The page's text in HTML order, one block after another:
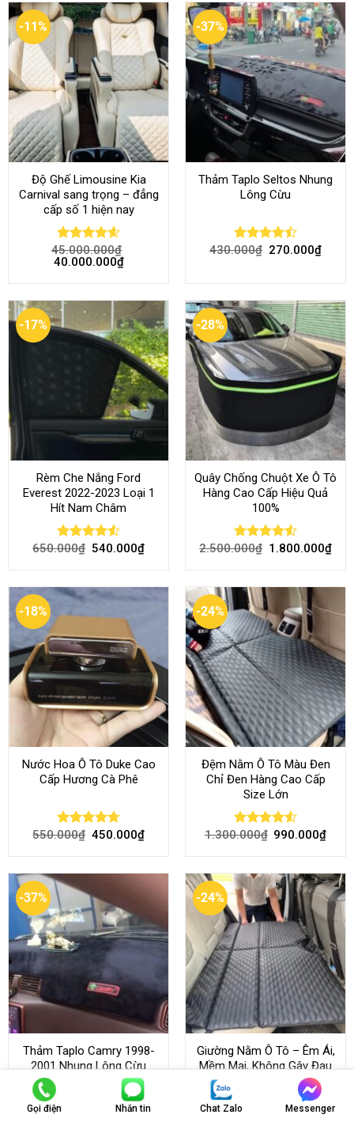
-11%
Độ Ghế Limousine Kia
Carnival sang trọng – đẳng
cấp số 1 hiện nay
Rated4.58
out of 5
45.000.000₫
40.000.000₫
-37%
Thảm Taplo Seltos Nhung
Lông Cừu
Rated
430.000₫ 270.000₫
-17%
Rèm Che Nắng Ford
Everest 2022-2023 Loại 1
Hít Nam Châm
Rated4.51
650.000₫ 540.000₫
-28%
Quây Chống Chuột Xe Ô Tô
Hàng Cao Cấp Hiệu Quả
100%
Rated 4.51
2.500.000₫ 1.800.000₫
-18%
Nước Hoa Ô Tô Duke Cao
Cấp Hương Cà Phê
Rated4.70
550.000₫ 450.000₫
-24%
Đệm Nằm Ô Tô Màu Đen
Chỉ Đen Hàng Cao Cấp
Size Lớn
Rated 4.54
1.300.000₫ 990.000₫
-37%
Thảm Taplo Camry 1998-
2001 Nhung Lông Cừu
-24%
Giường Nằm Ô Tô – Êm Ái,
Mềm Mại, Không Gây Đau
Lưng Khi Sử Dụng
Gọi điện Nhắn tin Chat Zalo Messenger